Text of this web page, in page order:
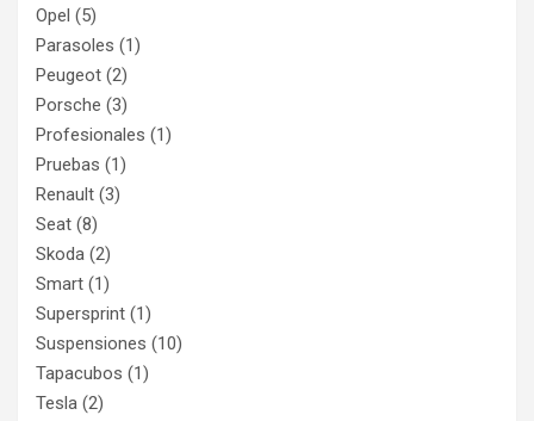
Opel (5)
Parasoles (1)
Peugeot (2)
Porsche (3)
Profesionales (1)
Pruebas (1)
Renault (3)
Seat (8)
Skoda (2)
Smart (1)
Supersprint (1)
Suspensiones (10)
Tapacubos (1)
Tesla (2)